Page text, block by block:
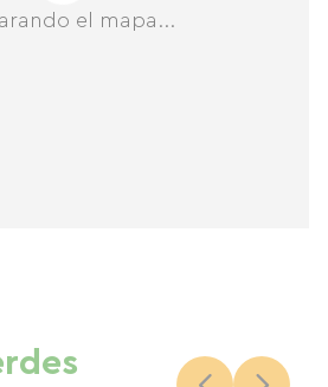
el mapa...